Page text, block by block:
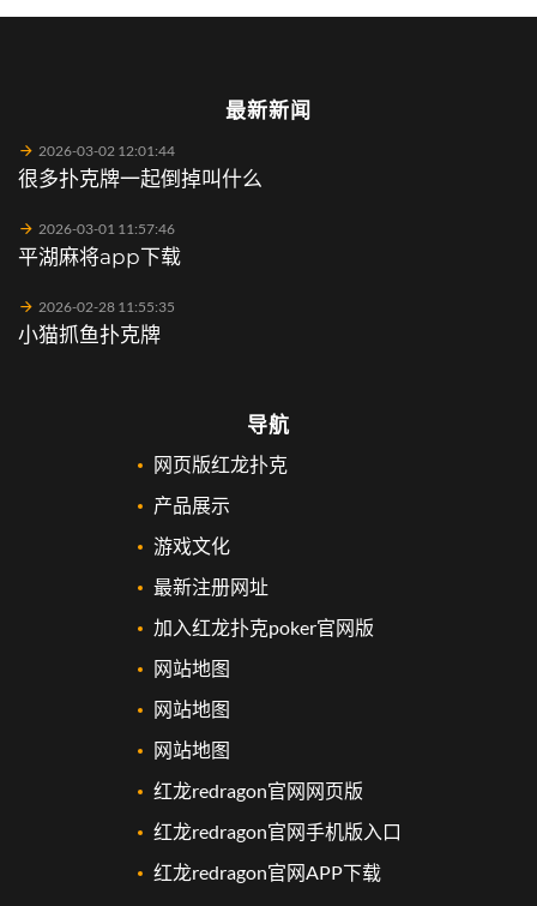
最新新闻
2026-03-02 12:01:44
很多扑克牌一起倒掉叫什么
2026-03-01 11:57:46
平湖麻将app下载
2026-02-28 11:55:35
小猫抓鱼扑克牌
导航
网页版红龙扑克
产品展示
游戏文化
最新注册网址
加入红龙扑克poker官网版
网站地图
网站地图
网站地图
红龙redragon官网网页版
红龙redragon官网手机版入口
红龙redragon官网APP下载